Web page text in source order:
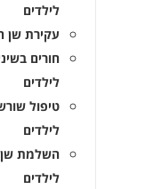
עקירת שן חלב
חורים בשיניים
טיפול שורש
השלמת שן שבורה